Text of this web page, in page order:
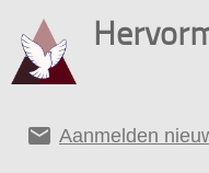
email Aanmelden